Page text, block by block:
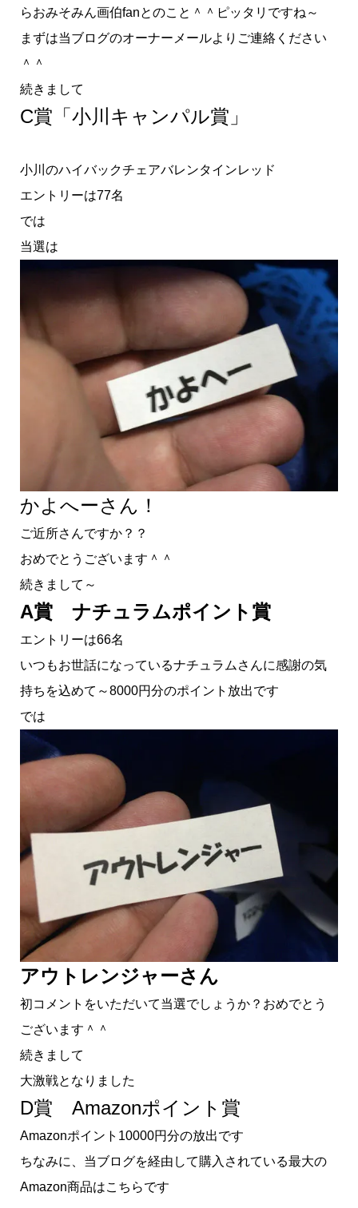
らおみそみん画伯fanとのこと＾＾ピッタリですね～
まずは当ブログのオーナーメールよりご連絡ください
＾＾
続きまして
C賞「小川キャンパル賞」
小川のハイバックチェアバレンタインレッド
エントリーは77名
では
当選は
かよへーさん！
ご近所さんですか？？
おめでとうございます＾＾
続きまして～
A賞 ナチュラムポイント賞
エントリーは66名
いつもお世話になっているナチュラムさんに感謝の気
持ちを込めて～8000円分のポイント放出です
では
アウトレンジャーさん
初コメントをいただいて当選でしょうか？おめでとう
ございます＾＾
続きまして
大激戦となりました
D賞 Amazonポイント賞
Amazonポイント10000円分の放出です
ちなみに、当ブログを経由して購入されている最大の
Amazon商品はこちらです